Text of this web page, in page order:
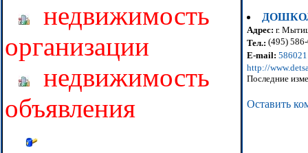
недвижимость
организации
недвижимость
объявления
Адрес: г.
Тел.: (495)
E-mail:
http://
Последние
Оставить